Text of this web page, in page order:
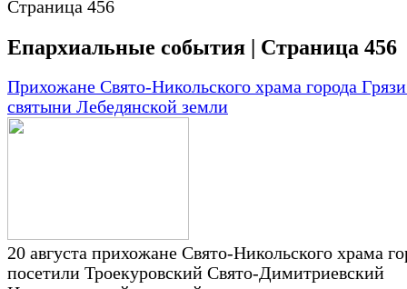
Страница 456
Епархиальные события | Страница 456
Прихожане Свято-Никольского храма города
святыни Лебедянской земли
20 августа прихожане Свято-Никольского храма
посетили Троекуровский Свято-Димитриевский